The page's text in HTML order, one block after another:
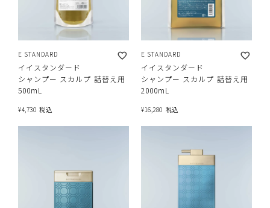
E STANDARD
イイスタンダード
シャンプー スカルプ 詰替え用
500mL
¥4,730 税込
E STANDARD
イイスタンダード
シャンプー スカルプ 詰替え用
2000mL
¥16,280 税込